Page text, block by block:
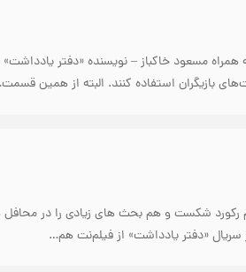
مسعود خاکباز – نویسنده «دفتر یادداشت»
بازیگران استفاده کنند. البته از همین
شکست و هم بحث های زیادی را در محافل
«دفتر یادداشت» از فیلم‌نت هم…